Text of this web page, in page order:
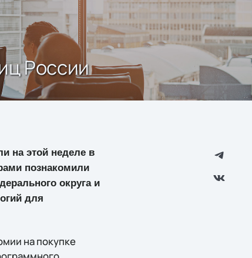
России
на этой неделе в
познакомили
округа и
для
на покупке